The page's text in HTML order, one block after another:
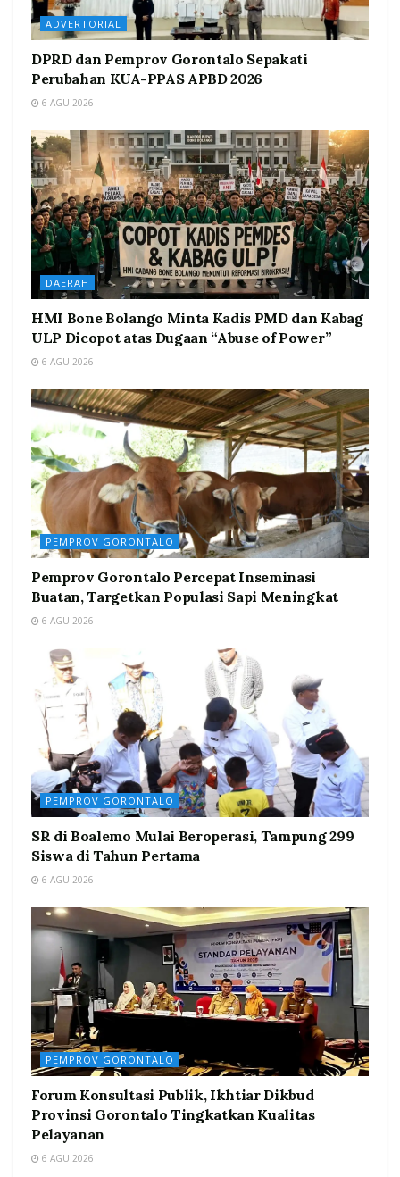
ADVERTORIAL
DPRD dan Pemprov Gorontalo Sepakati
Perubahan KUA-PPAS APBD 2026
6 AGU 2026
DAERAH
HMI Bone Bolango Minta Kadis PMD dan Kabag
ULP Dicopot atas Dugaan “Abuse of Power”
6 AGU 2026
PEMPROV GORONTALO
Pemprov Gorontalo Percepat Inseminasi
Buatan, Targetkan Populasi Sapi Meningkat
6 AGU 2026
PEMPROV GORONTALO
SR di Boalemo Mulai Beroperasi, Tampung 299
Siswa di Tahun Pertama
6 AGU 2026
PEMPROV GORONTALO
Forum Konsultasi Publik, Ikhtiar Dikbud
Provinsi Gorontalo Tingkatkan Kualitas
Pelayanan
6 AGU 2026